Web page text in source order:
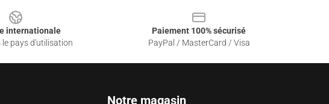
internationale
pays d'utilisation
Paiement 100% sécurisé
PayPal / MasterCard / Visa
Notre magasin